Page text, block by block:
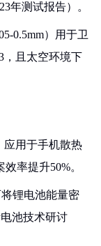
年测试报告）。
0.5mm）用于卫
，且太空环境下
应用于手机散热
率提升50%。
锂电池能量密
池技术研讨